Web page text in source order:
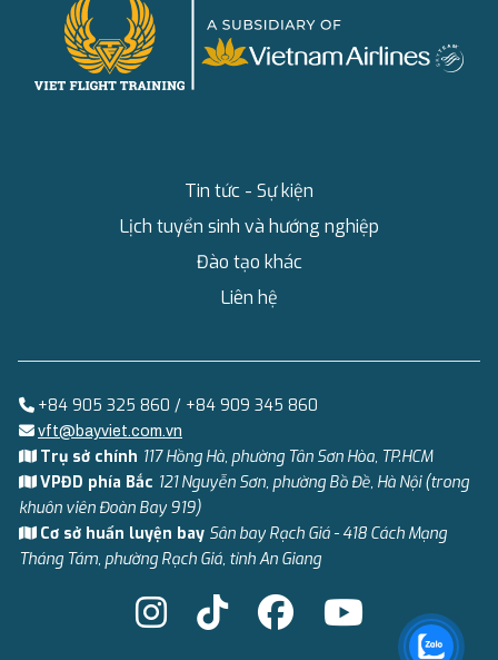
Tin tức - Sự kiện
Lịch tuyển sinh và hướng nghiệp
Đào tạo khác
Liên hệ
+84 905 325 860 / +84 909 345 860
vft@bayviet.com.vn
Trụ sở chính 117 Hồng Hà, phường Tân Sơn Hòa, TP.HCM
VPĐD phía Bắc 121 Nguyễn Sơn, phường Bồ Đề, Hà Nội (trong
khuôn viên Đoàn Bay 919)
Cơ sở huấn luyện bay Sân bay Rạch Giá - 418 Cách Mạng
Tháng Tám, phường Rạch Giá, tỉnh An Giang